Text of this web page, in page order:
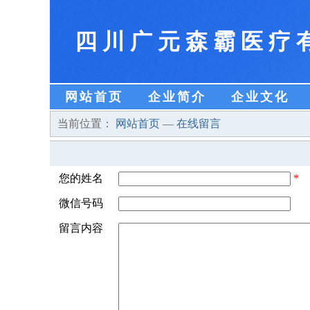
四川广元森霸医疗
网站首页 企业简介 企业文化
当前位置： 网站首页 — 在线留言
您的姓名 *
微信号码
留言内容